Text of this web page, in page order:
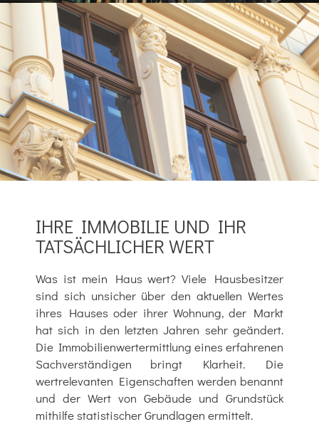
IHRE IMMOBILIE UND IHR
TATSÄCHLICHER WERT
Was ist mein Haus wert? Viele Hausbesitzer
sind sich unsicher über den aktuellen Wertes
ihres Hauses oder ihrer Wohnung, der Markt
hat sich in den letzten Jahren sehr geändert.
Die Immobilienwertermittlung eines erfahrenen
Sachverständigen bringt Klarheit. Die
wertrelevanten Eigenschaften werden benannt
und der Wert von Gebäude und Grundstück
mithilfe statistischer Grundlagen ermittelt.